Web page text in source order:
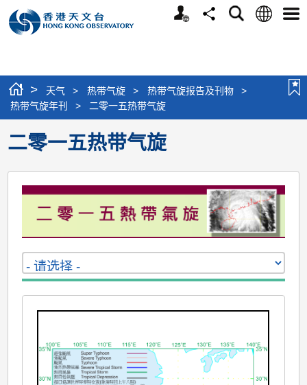
个
分
搜
语
选
> 天气 > 热带气旋 > 热带气旋报告及刊物
>
热带气旋年刊
> 二零一五热带气旋
二零一五热带气旋